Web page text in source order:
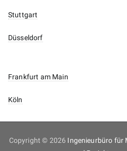
Stuttgart
Düsseldorf
Frankfurt am Main
Köln
Copyright © 2026 Ingenieurbüro für